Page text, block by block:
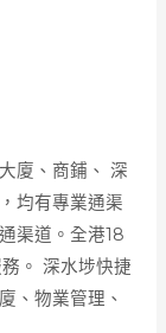
廈、商鋪、 深
均有專業通渠
渠道。全港18
。 深水埗快捷
、物業管理、